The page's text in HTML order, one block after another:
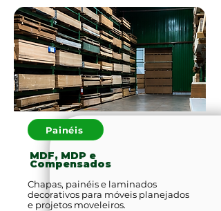
Chapas, painéis e laminados
decorativos para móveis planejados
e projetos moveleiros.
Painéis
MDF, MDP e
Compensados